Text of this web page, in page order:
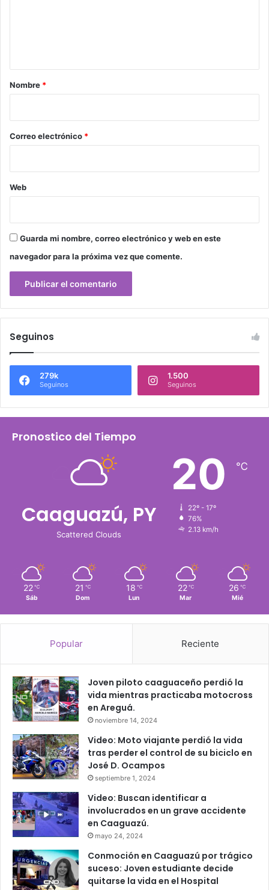
r
*
Nombre *
Correo electrónico *
Web
Guarda mi nombre, correo electrónico y web en este
navegador para la próxima vez que comente.
Seguinos
279k
Seguinos
1.500
Seguinos
Pronostico del Tiempo
Caaguazú, PY
Scattered Clouds
20 ℃
22º - 17º
76%
2.13 km/h
22 ℃
Sáb
21 ℃
Dom
18 ℃
Lun
22 ℃
Mar
26 ℃
Mié
Popular Reciente
Joven piloto caaguaceño perdió la
vida mientras practicaba motocross
en Areguá.
noviembre 14, 2024
Video: Moto viajante perdió la vida
tras perder el control de su biciclo en
José D. Ocampos
septiembre 1, 2024
Video: Buscan identificar a
involucrados en un grave accidente
en Caaguazú.
mayo 24, 2024
Conmoción en Caaguazú por trágico
suceso: Joven estudiante decide
quitarse la vida en el Hospital